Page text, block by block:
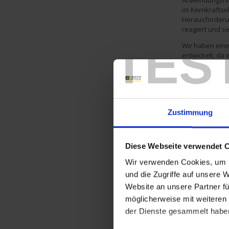
Zustimmung
Diese Webseite verwendet
Wir verwenden Cookies,
und die Zugriffe auf unsere
Website an unsere Partner
möglicherweise mit
der Dienste gesammelt
im
reagiert und
Wir haben
entwickelt, da
gefährden
Enerium-50
entwickelt, um
erhöhte IT-
Leistung von